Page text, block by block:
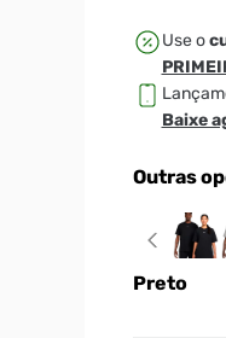
Use o
Baixe
Outras
Preto